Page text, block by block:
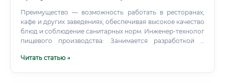
Преимущество — возможность работать в ресторанах,
кафе и других заведениях, обеспечивая высокое качество
блюд и соблюдение санитарных норм. Инженер-технолог
пищевого производства: Занимается разработкой и
предприятиях.
Читать статью →